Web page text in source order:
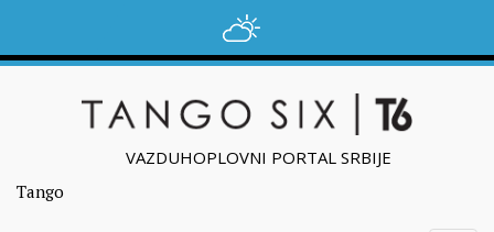
VAZDUHOPLOVNI PORTAL SRBIJE
Tango